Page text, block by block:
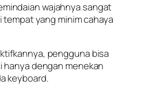
wajahnya sangat
tempat yang minim cahaya
pengguna bisa
hanya dengan menekan
keyboard.